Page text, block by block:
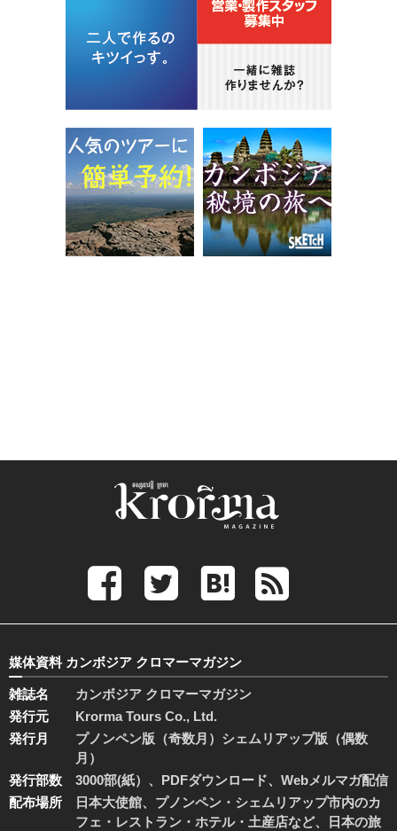
媒体資料 カンボジア クロマーマガジン
雑誌名
カンボジア クロマーマガジン
発行元
Krorma Tours Co., Ltd.
発行月
プノンペン版（奇数月）シェムリアップ版（偶数
月）
発行部数
3000部(紙）、PDFダウンロード、Webメルマガ配信
配布場所
日本大使館、プノンペン・シェムリアップ市内のカ
フェ・レストラン・ホテル・土産店など、日本の旅